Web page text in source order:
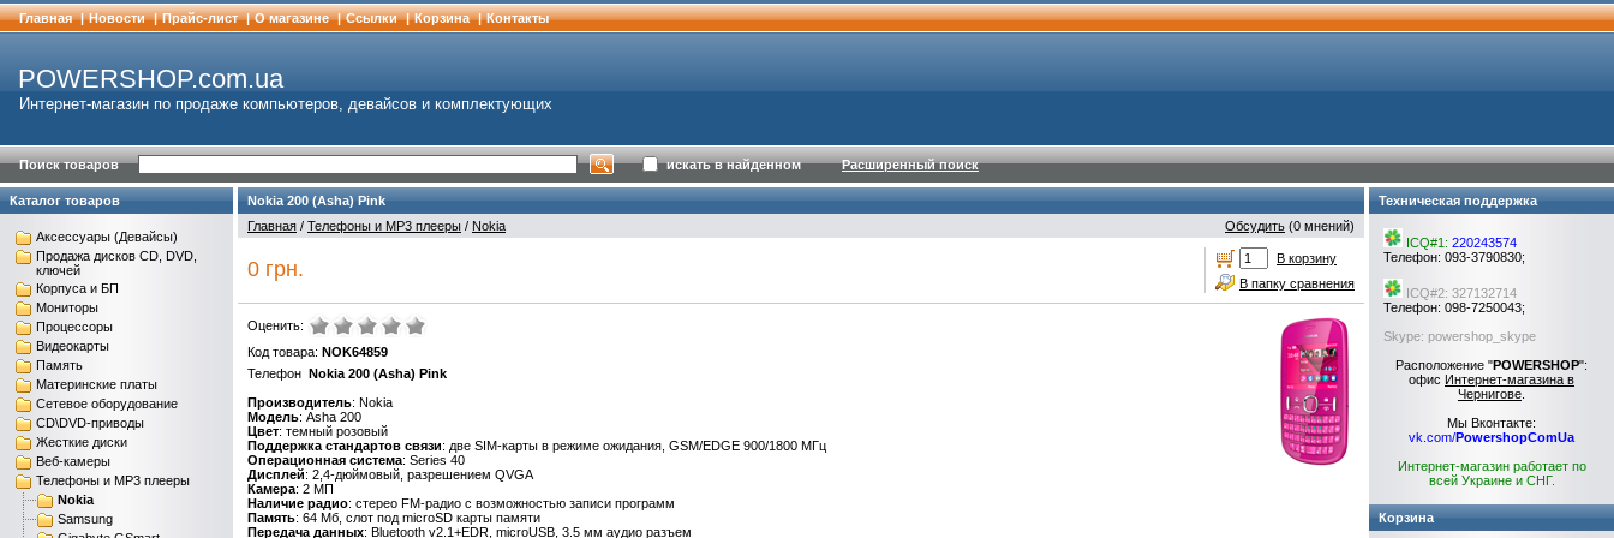
Главная | Новости | Прайс-лист | О магазине | Cсылки | Корзина | Контакты
POWERSHOP.com.ua
Интернет-магазин по продаже компьютеров, девайсов и комплектующих
Поиск товаров искать в найденном Расширенный поиск
Каталог товаров
Аксессуары (Девайсы)
Продажа дисков CD, DVD,
ключей
Корпуса и БП
Мониторы
Процессоры
Видеокарты
Память
Материнские платы
Сетевое оборудование
CD\DVD-приводы
Жесткие диски
Веб-камеры
Телефоны и MP3 плееры
Nokia
Samsung
Nokia 200 (Asha) Pink
Обсудить (0 мнений)
Главная / Телефоны и MP3 плееры / Nokia
0 грн.
В корзину
В папку сравнения
Оценить:
Код товара: NOK64859
Телефон Nokia 200 (Asha) Pink
Производитель: Nokia
Модель: Asha 200
Цвет: темный розовый
Поддержка стандартов связи: две SIM-карты в режиме ожидания, GSM/EDGE 900/1800 МГц
Операционная система: Series 40
Дисплей: 2,4-дюймовый, разрешением QVGA
Камера: 2 МП
Наличие радио: стерео FM-радио с возможностью записи программ
Память: 64 Мб, слот под microSD карты памяти
Передача данных: Bluetooth v2.1+EDR, microUSB, 3.5 мм аудио разъем
Техническая поддержка
ICQ#1: 220243574
Телефон: 093-3790830;
ICQ#2: 327132714
Телефон: 098-7250043;
Skype: powershop_skype
Расположение "POWERSHOP":
офис Интернет-магазина в
Чернигове
Мы Вконтакте:
vk.com/PowershopComUa
Интернет-магазин работает по
всей Украине и СНГ.
Корзина